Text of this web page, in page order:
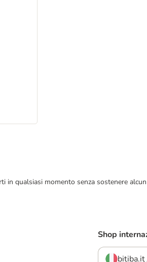
qualsiasi momento senza sostenere
Shop